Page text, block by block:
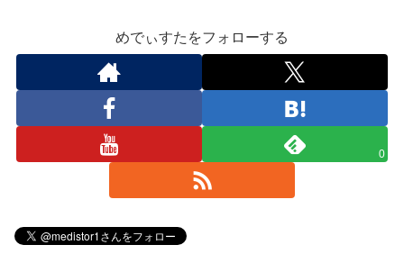
めでぃすたをフォローする
0